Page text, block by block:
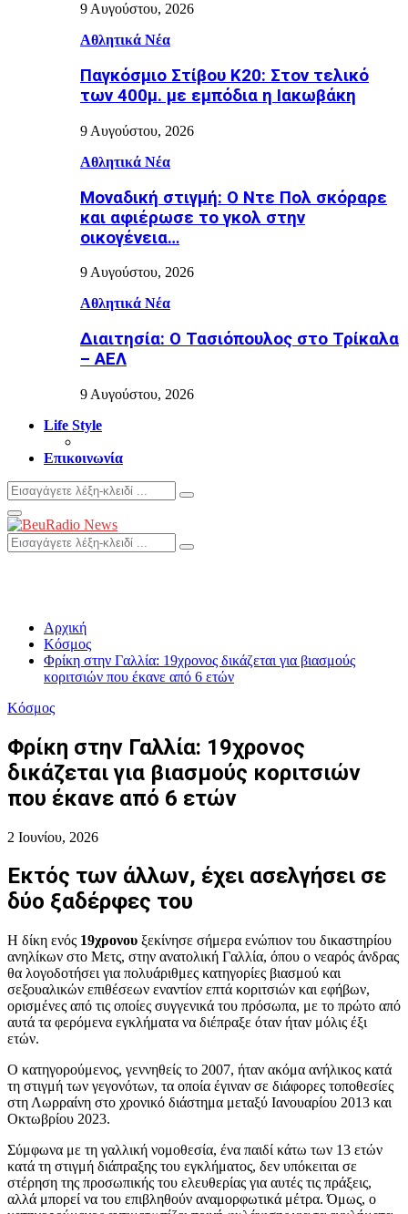
9 Αυγούστου, 2026
Αθλητικά Νέα
Παγκόσμιο Στίβου Κ20: Στον τελικό
των 400μ. με εμπόδια η Ιακωβάκη
9 Αυγούστου, 2026
Αθλητικά Νέα
Μοναδική στιγμή: Ο Ντε Πολ σκόραρε
και αφιέρωσε το γκολ στην
οικογένεια…
9 Αυγούστου, 2026
Αθλητικά Νέα
Διαιτησία: Ο Τασιόπουλος στο Τρίκαλα
– ΑΕΛ
9 Αυγούστου, 2026
Life Style
Επικοινωνία
Search
for:
Search
Primary
Menu
Search
for:
Search
Αρχική
Κόσμος
Φρίκη στην Γαλλία: 19χρονος δικάζεται για βιασμούς
κοριτσιών που έκανε από 6 ετών
Κόσμος
Φρίκη στην Γαλλία: 19χρονος
δικάζεται για βιασμούς κοριτσιών
που έκανε από 6 ετών
2 Ιουνίου, 2026
Εκτός των άλλων, έχει ασελγήσει σε
δύο ξαδέρφες του
Η δίκη ενός 19χρονου ξεκίνησε σήμερα ενώπιον του δικαστηρίου
ανηλίκων στο Μετς, στην ανατολική Γαλλία, όπου ο νεαρός άνδρας
θα λογοδοτήσει για πολυάριθμες κατηγορίες βιασμού και
σεξουαλικών επιθέσεων εναντίον επτά κοριτσιών και εφήβων,
ορισμένες από τις οποίες συγγενικά του πρόσωπα, με το πρώτο από
αυτά τα φερόμενα εγκλήματα να διέπραξε όταν ήταν μόλις έξι
ετών.
Ο κατηγορούμενος, γεννηθείς το 2007, ήταν ακόμα ανήλικος κατά
τη στιγμή των γεγονότων, τα οποία έγιναν σε διάφορες τοποθεσίες
στη Λωρραίνη στο χρονικό διάστημα μεταξύ Ιανουαρίου 2013 και
Οκτωβρίου 2023.
Σύμφωνα με τη γαλλική νομοθεσία, ένα παιδί κάτω των 13 ετών
κατά τη στιγμή διάπραξης του εγκλήματος, δεν υπόκειται σε
στέρηση της προσωπικής του ελευθερίας για αυτές τις πράξεις,
αλλά μπορεί να του επιβληθούν αναμορφωτικά μέτρα. Όμως, ο